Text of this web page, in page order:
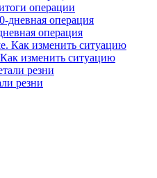
операции
операция
изменить ситуацию
резни